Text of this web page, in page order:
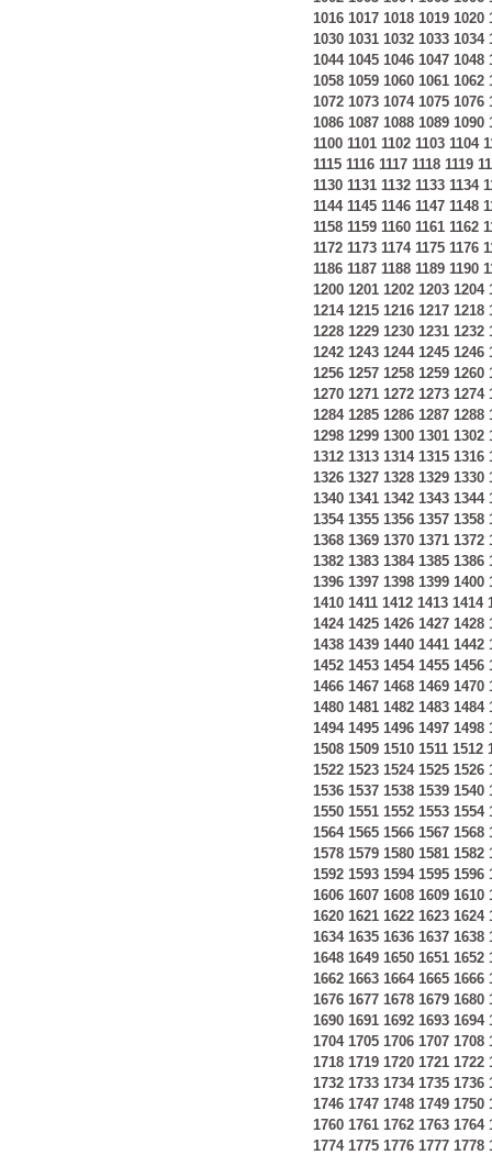
1016 1017 1018 1019 1020
1030 1031 1032 1033 1034
1044 1045 1046 1047 1048
1058 1059 1060 1061 1062
1072 1073 1074 1075 1076
1086 1087 1088 1089 1090
1100 1101 1102 1103 1104
1115 1116 1117 1118 1119
1130 1131 1132 1133 1134
1144 1145 1146 1147 1148
1158 1159 1160 1161 1162
1172 1173 1174 1175 1176
1186 1187 1188 1189 1190
1200 1201 1202 1203 1204
1214 1215 1216 1217 1218
1228 1229 1230 1231 1232
1242 1243 1244 1245 1246
1256 1257 1258 1259 1260
1270 1271 1272 1273 1274
1284 1285 1286 1287 1288
1298 1299 1300 1301 1302
1312 1313 1314 1315 1316
1326 1327 1328 1329 1330
1340 1341 1342 1343 1344
1354 1355 1356 1357 1358
1368 1369 1370 1371 1372
1382 1383 1384 1385 1386
1396 1397 1398 1399 1400
1410 1411 1412 1413 1414
1424 1425 1426 1427 1428
1438 1439 1440 1441 1442
1452 1453 1454 1455 1456
1466 1467 1468 1469 1470
1480 1481 1482 1483 1484
1494 1495 1496 1497 1498
1508 1509 1510 1511 1512
1522 1523 1524 1525 1526
1536 1537 1538 1539 1540
1550 1551 1552 1553 1554
1564 1565 1566 1567 1568
1578 1579 1580 1581 1582
1592 1593 1594 1595 1596
1606 1607 1608 1609 1610
1620 1621 1622 1623 1624
1634 1635 1636 1637 1638
1648 1649 1650 1651 1652
1662 1663 1664 1665 1666
1676 1677 1678 1679 1680
1690 1691 1692 1693 1694
1704 1705 1706 1707 1708
1718 1719 1720 1721 1722
1732 1733 1734 1735 1736
1746 1747 1748 1749 1750
1760 1761 1762 1763 1764
1774 1775 1776 1777 1778